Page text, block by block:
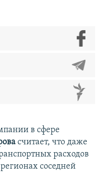
в сфере
считает, что даже
расходов
соседней